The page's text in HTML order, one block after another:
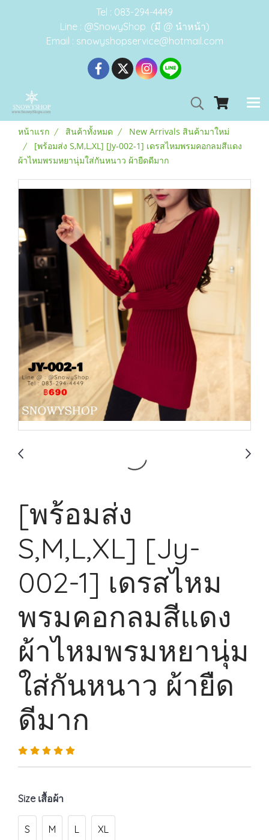
Tel : 083-294-4449
Line : @SnowyShop (มี @ นำหน้า)
Email : snowyshopservice@hotmail.com
หน้าแรก สินค้าทั้งหมด
New Arrivals สินค้ามาใหม่
[พร้อมส่ง S,M,L,XL] [Jy-002-1] เดรสไหมพรมคอกลมสีแดง
ผ้าไหมพรมหยานุ่มใส่กันหนาว ผ้ายืดดีมาก
[พร้อมส่ง
S,M,L,XL] [Jy-
002-1] เดรสไหม
พรมคอกลมสีแดง
ผ้าไหมพรมหยานุ่ม
ใส่กันหนาว ผ้ายืด
ดีมาก
Size เสื้อผ้า
S M L XL